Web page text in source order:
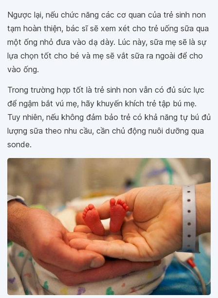
Ngược lại, nếu chức năng các cơ quan của trẻ sinh non
tạm hoàn thiện, bác sĩ sẽ xem xét cho trẻ uống sữa qua
một ống nhỏ đưa vào dạ dày. Lúc này, sữa mẹ sẽ là sự
lựa chọn tốt cho bé và mẹ sẽ vắt sữa ra ngoài để cho
vào ống.
Trong trường hợp tốt là trẻ sinh non vẫn có đủ sức lực
để ngậm bắt vú mẹ, hãy khuyến khích trẻ tập bú mẹ.
Tuy nhiên, nếu không đảm bảo trẻ có khả năng tự bú đủ
lượng sữa theo nhu cầu, cần chủ động nuôi dưỡng qua
sonde.